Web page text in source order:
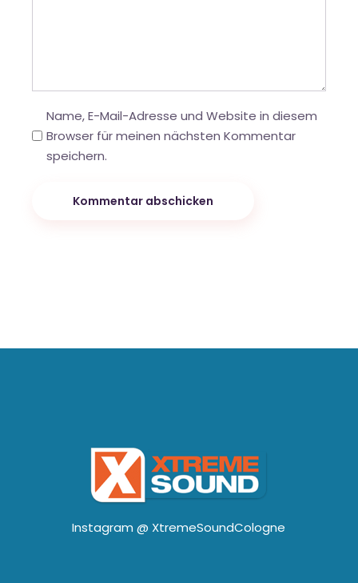
Name, E-Mail-Adresse und Website in diesem
Browser für meinen nächsten Kommentar
speichern.
Kommentar abschicken
Instagram @ XtremeSoundCologne